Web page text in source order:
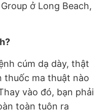
ở Long Beach,
cúm dạ dày, thật
thuốc ma thuật nào
vào đó, bạn phải
toàn tuôn ra